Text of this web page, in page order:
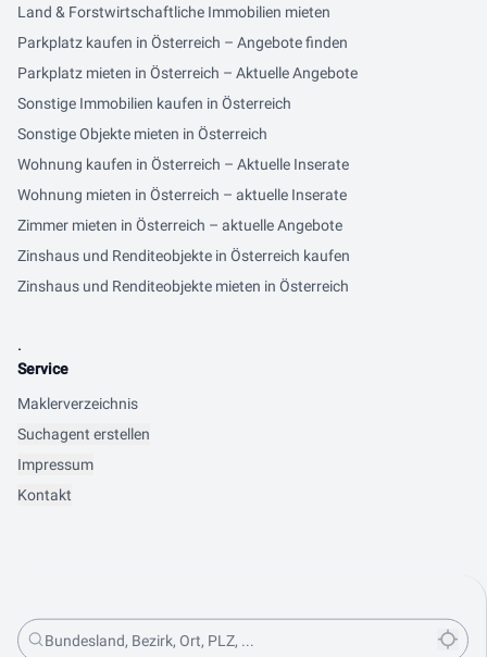
Land & Forstwirtschaftliche Immobilien mieten
Parkplatz kaufen in Österreich – Angebote finden
Parkplatz mieten in Österreich – Aktuelle Angebote
Sonstige Immobilien kaufen in Österreich
Sonstige Objekte mieten in Österreich
Wohnung kaufen in Österreich – Aktuelle Inserate
Wohnung mieten in Österreich – aktuelle Inserate
Zimmer mieten in Österreich – aktuelle Angebote
Zinshaus und Renditeobjekte in Österreich kaufen
Zinshaus und Renditeobjekte mieten in Österreich
.
Service
Maklerverzeichnis
Suchagent erstellen
Impressum
Kontakt